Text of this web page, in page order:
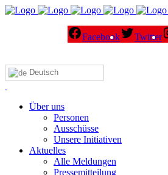
Facebook Twitter
Deutsch
Über uns
Personen
Ausschüsse
Unsere Initiativen
Aktuelles
Alle Meldungen
Pressemitteilung